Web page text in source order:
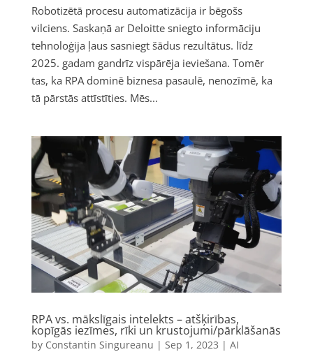
Robotizētā procesu automatizācija ir bēgošs
vilciens. Saskaņā ar Deloitte sniegto informāciju
tehnoloģija ļaus sasniegt šādus rezultātus. līdz
2025. gadam gandrīz vispārēja ieviešana. Tomēr
tas, ka RPA dominē biznesa pasaulē, nenozīmē, ka
tā pārstās attīstīties. Mēs...
RPA vs. mākslīgais intelekts – atšķirības,
kopīgās iezīmes, rīki un krustojumi/pārklāšanās
by Constantin Singureanu | Sep 1, 2023 | AI